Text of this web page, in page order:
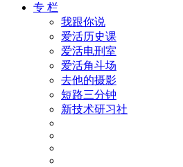
专 栏
我跟你说
爱活历史课
爱活电刑室
爱活角斗场
去他的摄影
短路三分钟
新技术研习社